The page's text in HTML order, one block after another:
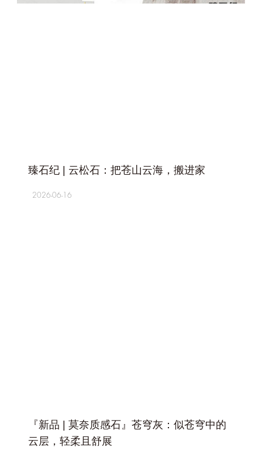
臻石纪 | 云松石：把苍山云海，搬进家
2026-06-16
『新品 | 莫奈质感石』苍穹灰：似苍穹中的
云层，轻柔且舒展